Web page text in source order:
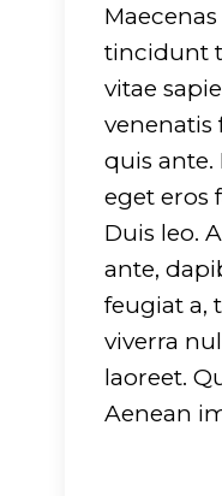
tincidunt
vitae
venenatis
quis
eget eros
Duis leo.
ante,
feugiat a,
viverra
laoreet.
Aenean